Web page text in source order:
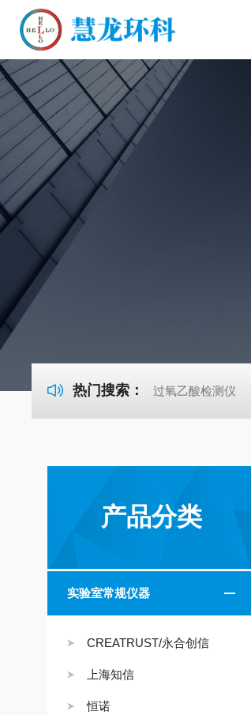
热门搜索： 过氧乙酸检测仪
产品分类
实验室常规仪器
CREATRUST/永合创信
上海知信
恒诺